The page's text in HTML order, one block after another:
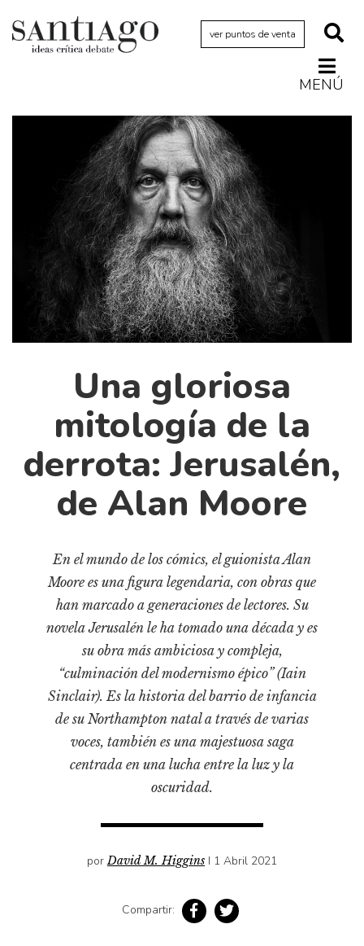
ver puntos de venta
MENÚ
Archivo Cenfoto-UDP
Arquetipos de situación
Artes visuales
Ciencia
Cine y televisión
Ciudad
Cómics
Críticas
Diccionario portátil de la literatura chilena
Documentos
Gran reserva
Libros usados
Literatura
Medioambiente
Narrativas visuales
Pensamiento
Pensamiento ilustrado
Una gloriosa
mitología de la
derrota: Jerusalén,
de Alan Moore
En el mundo de los cómics, el guionista Alan
Moore es una figura legendaria, con obras que
han marcado a generaciones de lectores. Su
novela Jerusalén le ha tomado una década y es
su obra más ambiciosa y compleja,
“culminación del modernismo épico” (Iain
Sinclair). Es la historia del barrio de infancia
de su Northampton natal a través de varias
voces, también es una majestuosa saga
centrada en una lucha entre la luz y la
oscuridad.
porDavid M. Higgins I 1 Abril 2021
Compartir: